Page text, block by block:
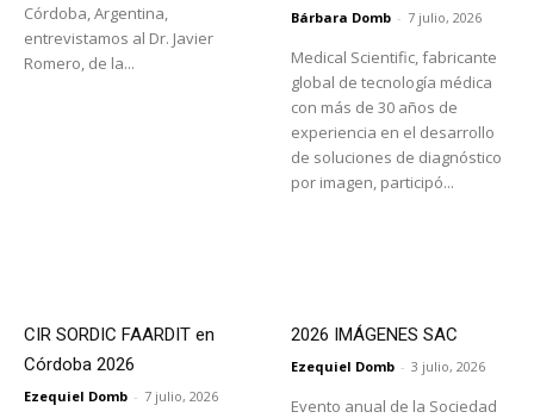
Córdoba, Argentina,
entrevistamos al Dr. Javier
Romero, de la...
Bárbara Domb - 7 julio, 2026
Medical Scientific, fabricante
global de tecnología médica
con más de 30 años de
experiencia en el desarrollo
de soluciones de diagnóstico
por imagen, participó...
CIR SORDIC FAARDIT en
Córdoba 2026
Ezequiel Domb - 7 julio, 2026
2026 IMÁGENES SAC
Ezequiel Domb - 3 julio, 2026
Evento anual de la Sociedad